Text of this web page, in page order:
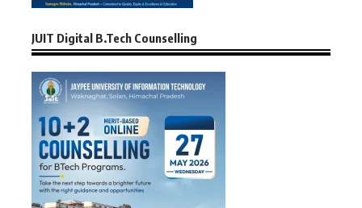
JUIT Digital B.Tech Counselling